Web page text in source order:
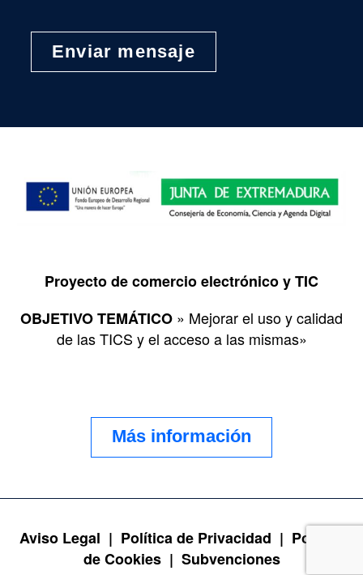
Proyecto de comercio electrónico y TIC
OBJETIVO TEMÁTICO » Mejorar el uso y calidad
de las TICS y el acceso a las mismas»
Más información
Aviso Legal | Política de Privacidad | Política
de Cookies | Subvenciones